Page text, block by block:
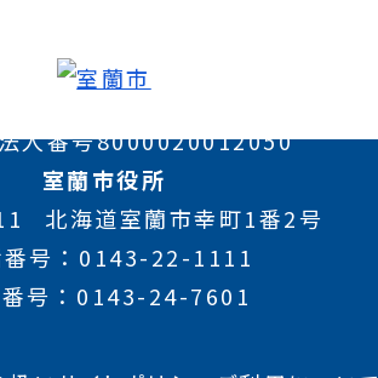
人番号8000020012050
室蘭市役所
北海道室蘭市幸町1番2号
号
0143-22-1111
号
0143-24-7601